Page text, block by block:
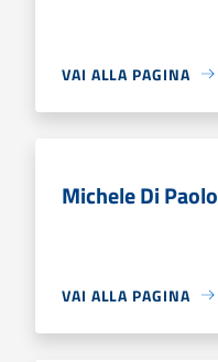
VAI ALLA PAGINA
Michele Di Paolo
VAI ALLA PAGINA